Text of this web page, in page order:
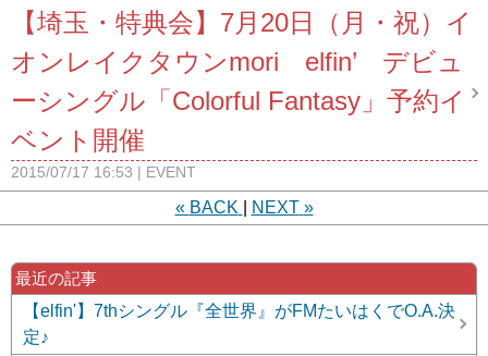
【埼玉・特典会】7月20日（月・祝）イ
オンレイクタウンmori elfin’ デビュ
ーシングル「Colorful Fantasy」予約イ
ベント開催
2015/07/17 16:53 EVENT
« BACK NEXT »
最近の記事
【elfin'】7thシングル『全世界』がFMたいはくでO.A.決
定♪